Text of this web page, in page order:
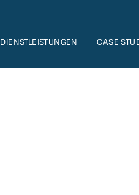
DIENSTLEISTUNGEN CASE